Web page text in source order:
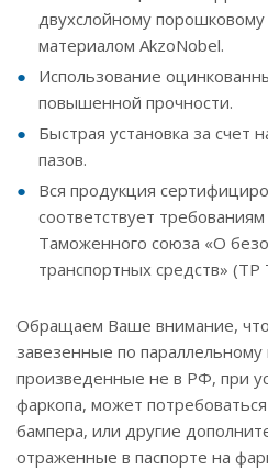
двухслойному
материалом AkzoNobel.
Использование
повышенной прочности.
Быстрая установка за счет
пазов.
Вся продукция
соответствует
Таможенного союза «О
транспортных средств»
Обращаем Ваше внимание,
завезенные по параллельному
произведенные не в РФ, при
фаркопа, может
бампера, или другие
отраженные в паспорте на